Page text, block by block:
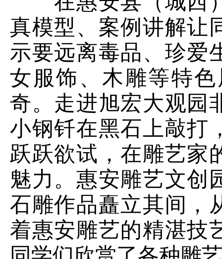
真模型、案例讲解让
示要远离毒品、珍爱
女服饰、木雕等特
奇。走进旭宏大观园
小钢钎在黑石上敲打
跃跃欲试，在雕艺家
魅力。惠安雕艺文创
石雕作品矗立其间，
着惠安雕艺的精湛技